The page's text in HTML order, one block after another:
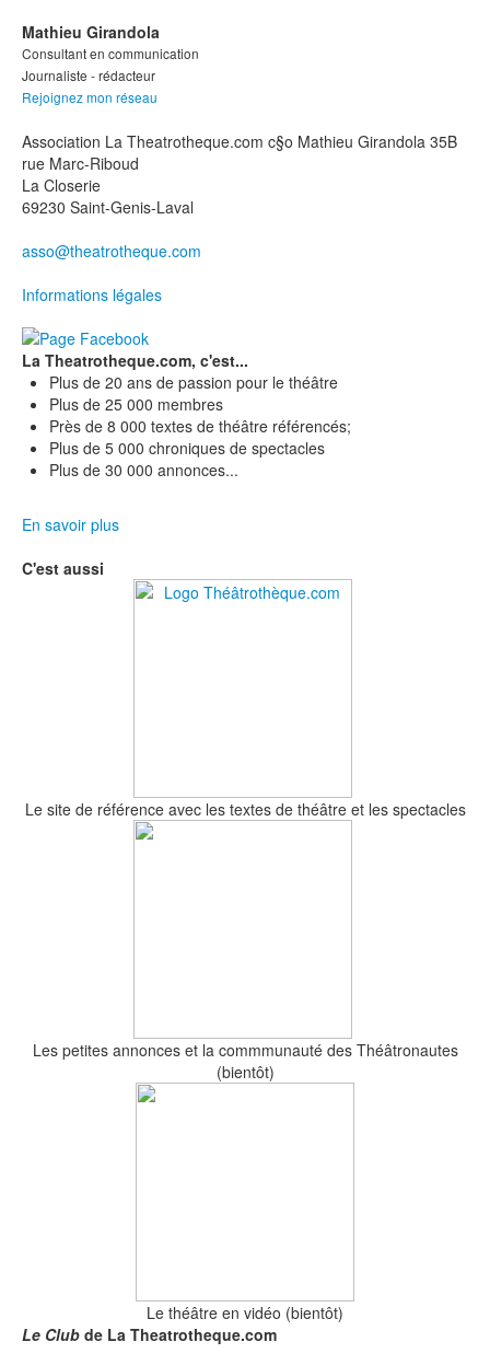
Mathieu Girandola
Consultant en communication
Journaliste - rédacteur
Rejoignez mon réseau
Association La Theatrotheque.com c§o Mathieu Girandola 35B
rue Marc-Riboud
La Closerie
69230 Saint-Genis-Laval
asso@theatrotheque.com
Informations légales
La Theatrotheque.com, c'est...
Plus de 20 ans de passion pour le théâtre
Plus de 25 000 membres
Près de 8 000 textes de théâtre référencés;
Plus de 5 000 chroniques de spectacles
Plus de 30 000 annonces...
En savoir plus
C'est aussi
Le site de référence avec les textes de théâtre et les spectacles
Les petites annonces et la commmunauté des Théâtronautes
(bientôt)
Le théâtre en vidéo (bientôt)
Le Club de La Theatrotheque.com